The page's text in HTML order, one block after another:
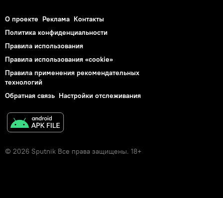
О проекте Реклама Контакты
Политика конфиденциальности
Правила использования
Правила использования «cookie»
Правила применения рекомендательных
технологий
Обратная связь Настройки отслеживания
© 2026 Sputnik Все права защищены. 18+